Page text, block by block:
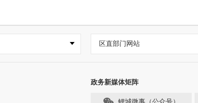
区直部门网站
政务新媒体矩阵